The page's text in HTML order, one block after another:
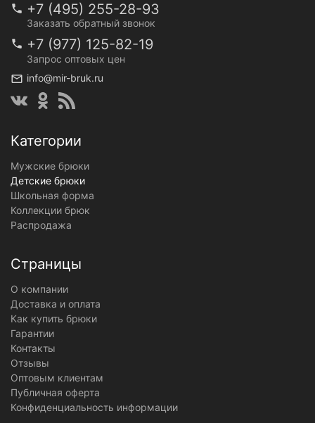
+7 (495) 255-28-93
Заказать обратный звонок
+7 (977) 125-82-19
Запрос оптовых цен
info@mir-bruk.ru
Категории
Мужские брюки
Детские брюки
Школьная форма
Коллекции брюк
Распродажа
Страницы
О компании
Доставка и оплата
Как купить брюки
Гарантии
Контакты
Отзывы
Оптовым клиентам
Публичная оферта
Конфиденциальность информации